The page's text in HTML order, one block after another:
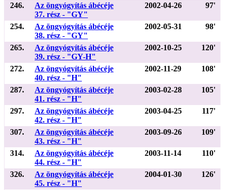
246.
Az öngyógyítás ábécéje
37. rész - "GY"
2002-04-26 97'
254.
Az öngyógyítás ábécéje
38. rész - "GY"
2002-05-31 98'
265.
Az öngyógyítás ábécéje
39. rész - "GY-H"
2002-10-25 120'
272.
Az öngyógyítás ábécéje
40. rész - "H"
2002-11-29 108'
287.
Az öngyógyítás ábécéje
41. rész - "H"
2003-02-28 105'
297.
Az öngyógyítás ábécéje
42. rész - "H"
2003-04-25 117'
307.
Az öngyógyítás ábécéje
43. rész - "H"
2003-09-26 109'
314.
Az öngyógyítás ábécéje
44. rész - "H"
2003-11-14 110'
326.
Az öngyógyítás ábécéje
45. rész - "H"
2004-01-30 126'